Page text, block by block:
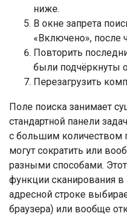
ниже.
В окне запрета
«Включено», после
Повторить
были подчёркнуты
Перезагрузить
Поле поиска занимает
стандартной панели
с большим количеством
могут сократить или
разными способами.
функции сканирования в
адресной строке
браузера) или вообще